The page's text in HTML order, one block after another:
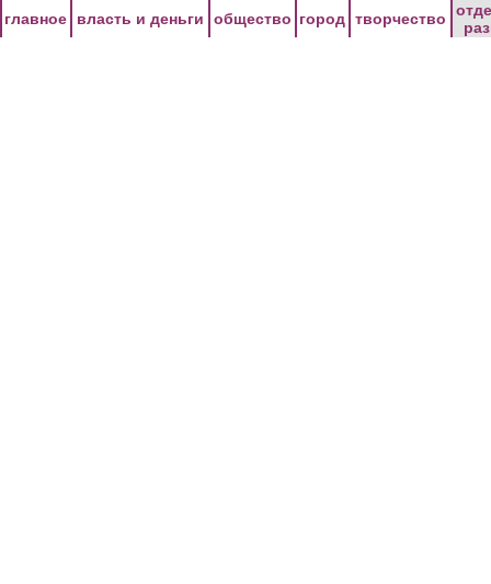
главное власть и деньги общество город творчество